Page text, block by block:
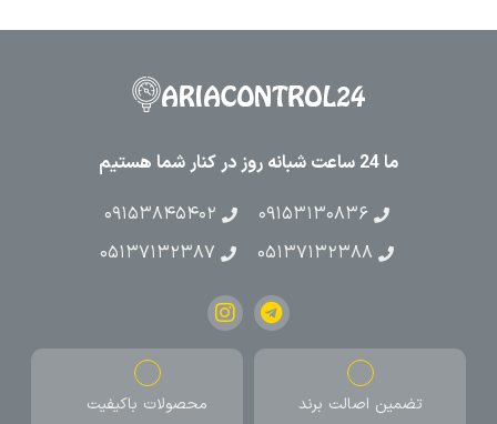
ما 24 ساعت شبانه روز در کنار شما هستیم
۰۹۱۵۳۱۳۰۸۳۶
۰۹۱۵۳۸۴۵۴۰۲
۰۵۱۳۷۱۳۲۳۸۸
۰۵۱۳۷۱۳۲۳۸۷
تضمین اصالت برند محصولات باکیفیت